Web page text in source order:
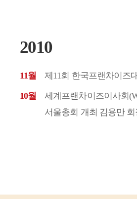
2010
11월 제11회 한국프랜차이즈
10월
세계프랜차이즈이사회
서울총회 개최 김용만